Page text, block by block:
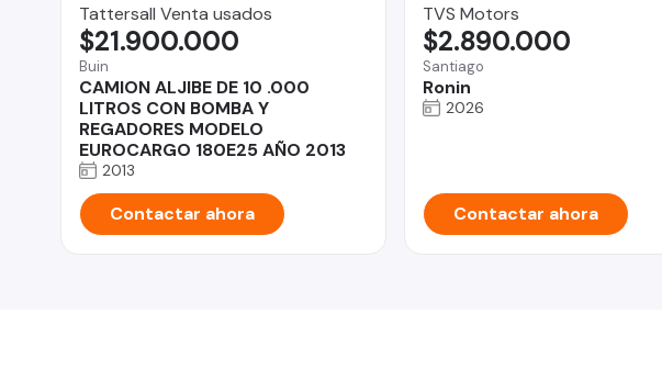
Tattersall Venta usados
Buin
CAMION ALJIBE DE 10 .000
LITROS CON BOMBA Y
REGADORES MODELO
EUROCARGO 180E25 AÑO 2013
$21.900.000
2013
Contactar ahora
TVS Motors
Santiago
Ronin
$2.890.000
2026
Contactar ahora